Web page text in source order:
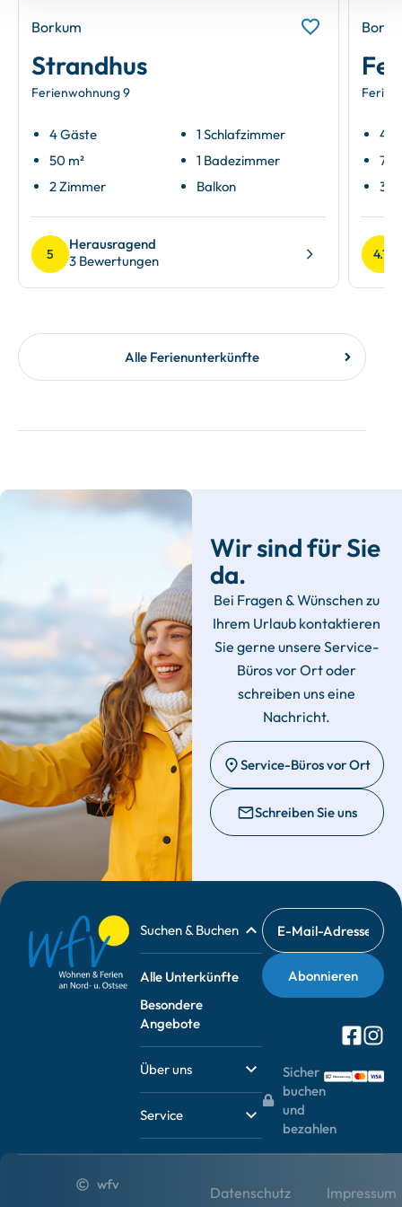
Borkum
Strandhus
Ferienwohnung 9
4 Gäste
50 m²
2 Zimmer
1 Schlafzimmer
1 Badezimmer
Balkon
5
Herausragend
3 Bewertungen
4
75
3
4.7
Alle Ferienunterkünfte
Wir sind für Sie
da.
Bei Fragen & Wünschen zu
Ihrem Urlaub kontaktieren
Sie gerne unsere Service-
Büros vor Ort oder
schreiben uns eine
Nachricht.
Service-Büros vor Ort
Schreiben Sie uns
Suchen & Buchen
Alle Unterkünfte
Besondere
Angebote
Über uns
Service
Sicher
buchen
und
bezahlen
wfv Datenschutz Impressum